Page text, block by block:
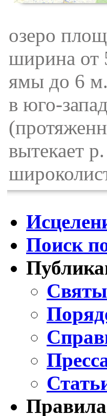
озеро
ширина от
ямы до 6 м.
в юго-
вытекает
Поиск
Правила